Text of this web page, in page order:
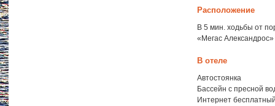
Расположение
В 5 мин. ходьбы от
«Мегас Александрос»
В отеле
Автостоянка
Бассейн с пресной
Интернет